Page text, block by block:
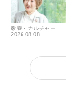
教養・カルチャー
2026.08.08